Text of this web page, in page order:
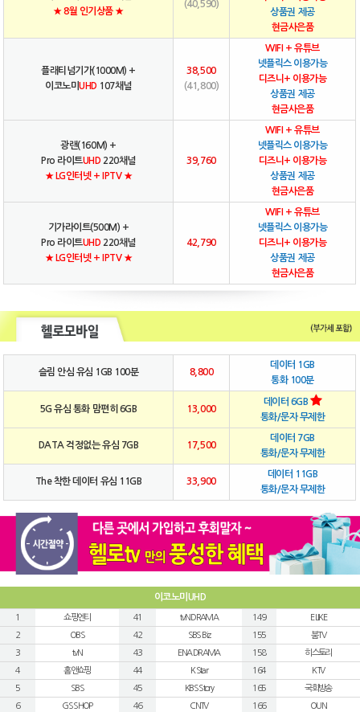
★ 8월 인기상품 ★
(40,590)
상품권 제공
현금사은품
플래티넘기가(1000M) +
이코노미UHD 107채널
38,500
(41,800)
WIFI + 유튜브
넷플릭스 이용가능
디즈니+ 이용가능
상품권 제공
현금사은품
광랜(160M) +
Pro 라이트UHD 220채널
★ LG인터넷 + IPTV ★
39,760
WIFI + 유튜브
넷플릭스 이용가능
디즈니+ 이용가능
상품권 제공
현금사은품
기가라이트(500M) +
Pro 라이트UHD 220채널
★ LG인터넷 + IPTV ★
42,790
WIFI + 유튜브
넷플릭스 이용가능
디즈니+ 이용가능
상품권 제공
현금사은품
슬림 안심 유심 1GB 100분 8,800
데이터 1GB
통화 100분
5G 유심 통화 맘편히 6GB 13,000
데이터 6GB
통화/문자 무제한
DATA 걱정없는 유심 7GB 17,500
데이터 7GB
통화/문자 무제한
The 착한 데이터 유심 11GB 33,900
데이터 11GB
통화/문자 무제한
이코노미UHD
1
쇼핑엔티
2
OBS
3
tvN
4
홈앤쇼핑
5
SBS
6
GS SHOP
41
tvN DRAMA
42
SBS Biz
43
ENA DRAMA
44
K Star
45
KBS Story
46
CNTV
149
E LIKE
155
붐TV
158
히스토리
164
KTV
165
국회방송
166
OUN